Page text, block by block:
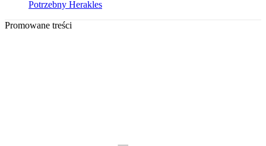
Potrzebny Herakles
Promowane treści